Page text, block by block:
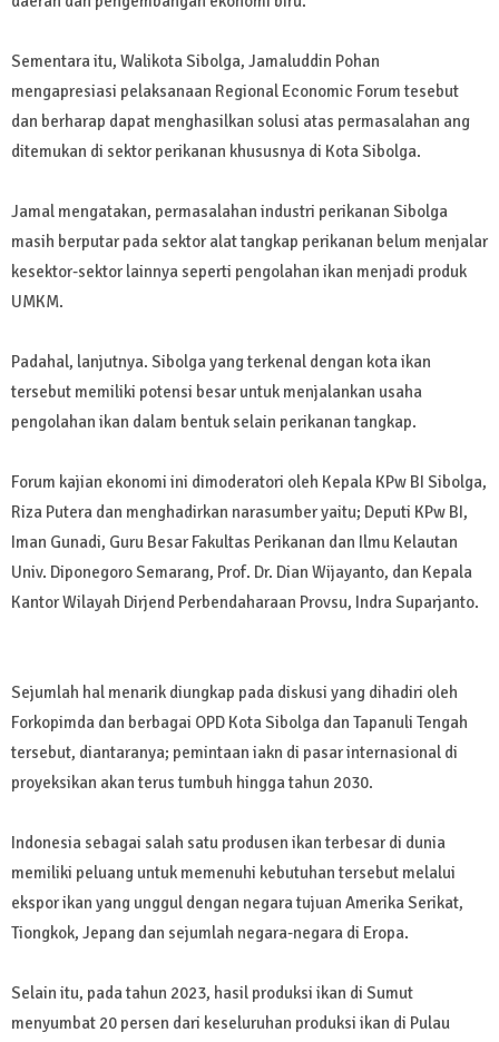
Sementara itu, Walikota Sibolga, Jamaluddin Pohan
mengapresiasi pelaksanaan Regional Economic Forum tesebut
dan berharap dapat menghasilkan solusi atas permasalahan ang
ditemukan di sektor perikanan khususnya di Kota Sibolga.
Jamal mengatakan, permasalahan industri perikanan Sibolga
masih berputar pada sektor alat tangkap perikanan belum menjalar
kesektor-sektor lainnya seperti pengolahan ikan menjadi produk
UMKM.
Padahal, lanjutnya. Sibolga yang terkenal dengan kota ikan
tersebut memiliki potensi besar untuk menjalankan usaha
pengolahan ikan dalam bentuk selain perikanan tangkap.
Forum kajian ekonomi ini dimoderatori oleh Kepala KPw BI Sibolga,
Riza Putera dan menghadirkan narasumber yaitu; Deputi KPw BI,
Iman Gunadi, Guru Besar Fakultas Perikanan dan Ilmu Kelautan
Univ. Diponegoro Semarang, Prof. Dr. Dian Wijayanto, dan Kepala
Kantor Wilayah Dirjend Perbendaharaan Provsu, Indra Suparjanto.
Sejumlah hal menarik diungkap pada diskusi yang dihadiri oleh
Forkopimda dan berbagai OPD Kota Sibolga dan Tapanuli Tengah
tersebut, diantaranya; pemintaan iakn di pasar internasional di
proyeksikan akan terus tumbuh hingga tahun 2030.
Indonesia sebagai salah satu produsen ikan terbesar di dunia
memiliki peluang untuk memenuhi kebutuhan tersebut melalui
ekspor ikan yang unggul dengan negara tujuan Amerika Serikat,
Tiongkok, Jepang dan sejumlah negara-negara di Eropa.
Selain itu, pada tahun 2023, hasil produksi ikan di Sumut
menyumbat 20 persen dari keseluruhan produksi ikan di Pulau